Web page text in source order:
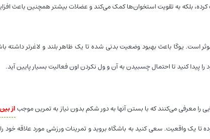
کرده، بلکه به تقویت استخوان‌ها کمک می‌کند و عضلات بیشتر همچنین باعث
است. یوگا باعث بهبود وضعیت بدنی شده تا یک ظاهر بلند و لاغرتر داشته
پیدا کنید تا احتمال چسبیدن به آن و ول نکردن اون فعالیت بسیار پایین آید.
را معرفی می‌کنند که با بستن آنها به دور شکم بدون نیاز به تمرین موجباز
تا یک واقعیت. سعی کنید به باشگاه بروید و تمرینات ورزشی مورد علاقه خود